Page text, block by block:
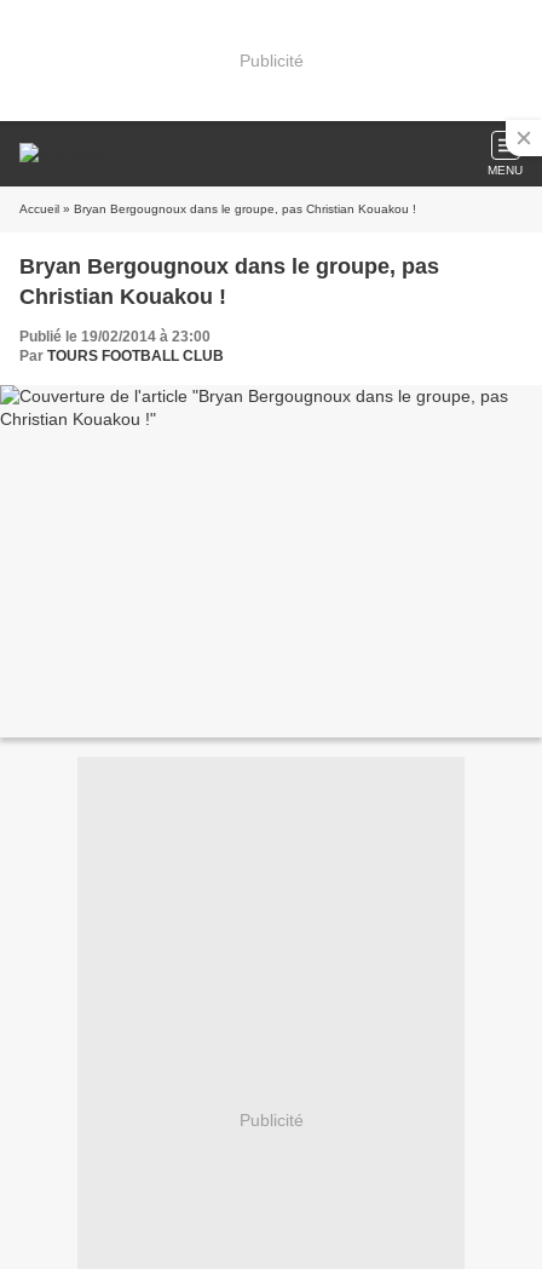
Publicité
MENU
Accueil » Bryan Bergougnoux dans le groupe, pas Christian Kouakou !
Bryan Bergougnoux dans le groupe, pas
Christian Kouakou !
Publié le 19/02/2014 à 23:00
Par TOURS FOOTBALL CLUB
Publicité